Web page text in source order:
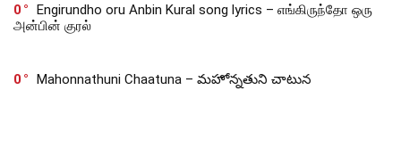
0
Engirundho oru Anbin Kural song lyrics – எங்கிருந்தோ ஒரு
அன்பின் குரல்
0 Mahonnathuni Chaatuna – మహోన్నతుని చాటున